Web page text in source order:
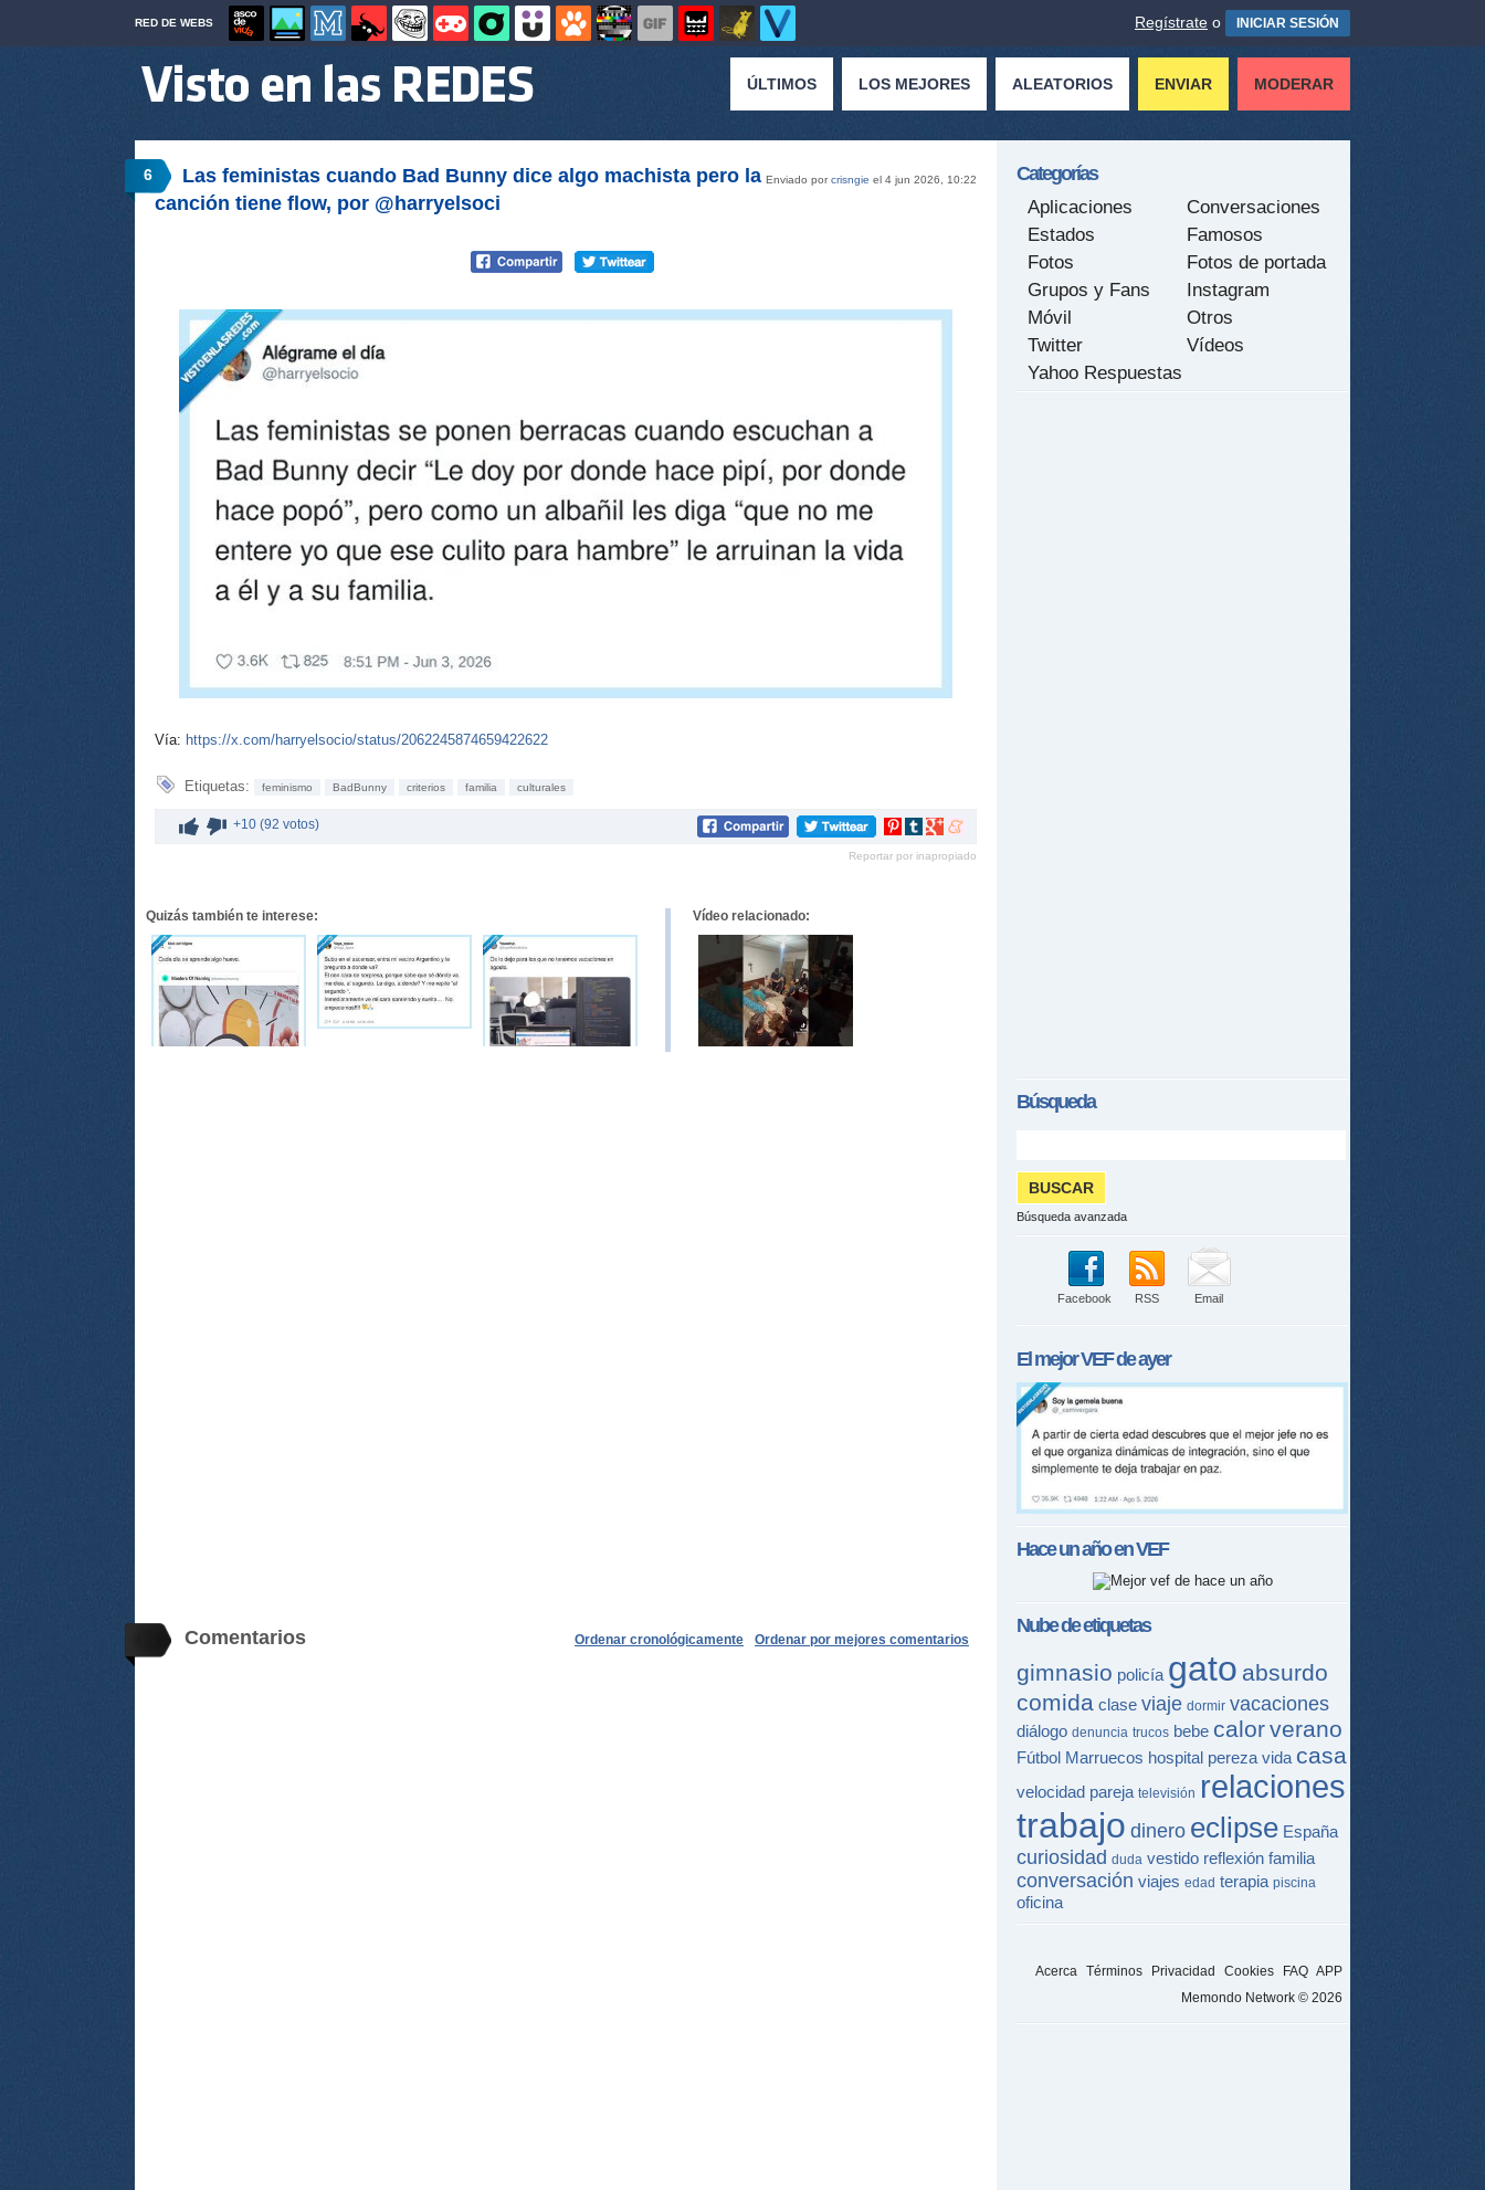
RED DE WEBS Regístrate o INICIAR SESIÓN
ÚLTIMOS LOS MEJORES ALEATORIOS ENVIAR MODERAR
6 Enviado porcrisngie el 4 jun 2026, 10:22
Las feministas cuando Bad Bunny dice algo machista pero la
canción tiene flow, por @harryelsoci
Vía: https://x.com/harryelsocio/status/2062245874659422622
Etiquetas: feminismo BadBunny criterios familia culturales
+10 (92 votos)
Compartir
Pinterest
Compartir
tumblr
Compartir
Google+
Compartir
meneame
Reportar por inapropiado
Quizás también te interese: Vídeo relacionado:
Comentarios Ordenar por mejores comentarios
Ordenar cronológicamente
Categorías
Aplicaciones
Conversaciones
Estados
Famosos
Fotos
Fotos de portada
Grupos y Fans
Instagram
Móvil
Otros
Twitter
Vídeos
Yahoo Respuestas
Búsqueda
Búsqueda avanzada
Facebook RSS Email
El mejorVEFde ayer
Hace un año enVEF
Nube de etiquetas
gimnasio policía gato absurdo
comida clase viaje dormir vacaciones
diálogo denuncia trucos bebe calorverano
Fútbol Marruecos hospital pereza vida casa
velocidad pareja televisión relaciones
trabajo dinero eclipse España
curiosidad duda vestido reflexión familia
conversación viajes edad terapia piscina
oficina
Acerca Términos Privacidad Cookies FAQ APP
Memondo Network © 2026